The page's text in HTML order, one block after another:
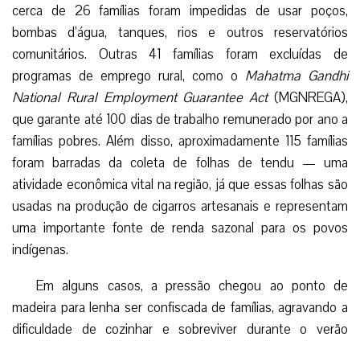
cerca de 26 famílias foram impedidas de usar poços,
bombas d’água, tanques, rios e outros reservatórios
comunitários. Outras 41 famílias foram excluídas de
programas de emprego rural, como o Mahatma Gandhi
National Rural Employment Guarantee Act(MGNREGA),
que garante até 100 dias de trabalho remunerado por ano a
famílias pobres. Além disso, aproximadamente 115 famílias
foram barradas da coleta de folhas de tendu — uma
atividade econômica vital na região, já que essas folhas são
usadas na produção de cigarros artesanais e representam
uma importante fonte de renda sazonal para os povos
indígenas.
Em alguns casos, a pressão chegou ao ponto de
madeira para lenha ser confiscada de famílias, agravando a
dificuldade de cozinhar e sobreviver durante o verão